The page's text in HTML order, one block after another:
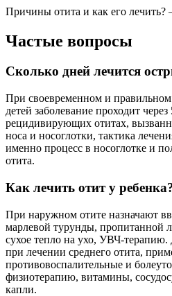
Причины отита и как его лечить?
Частые вопросы
Сколько дней лечится
При своевременном и правильном
детей заболевание проходит
рецидивирующих отитах,
носа и носоглотки, тактика
именно процесс в носоглотке и
отита.
Как лечить отит у
При наружном отите назначают
марлевой турунды, пропитанной
сухое тепло на ухо, УВЧ-
при лечении среднего отита,
противовоспалительные и
физиотерапию, витамины,
капли.